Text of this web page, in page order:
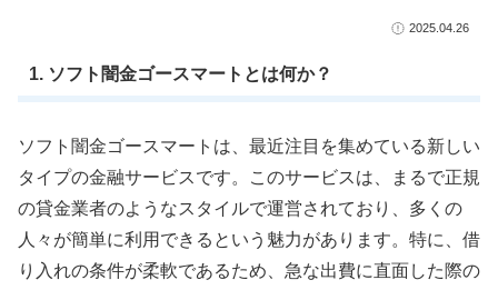
2025.04.26
1. ソフト闇金ゴースマートとは何か？
ソフト闇金ゴースマートは、最近注目を集めている新しい
タイプの金融サービスです。このサービスは、まるで正規
の貸金業者のようなスタイルで運営されており、多くの
人々が簡単に利用できるという魅力があります。特に、借
り入れの条件が柔軟であるため、急な出費に直面した際の